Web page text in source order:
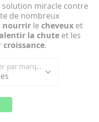
solution miracle contre
de nombreux
nourrir le cheveux et
la chute et les
croissance.
Affiner par marque